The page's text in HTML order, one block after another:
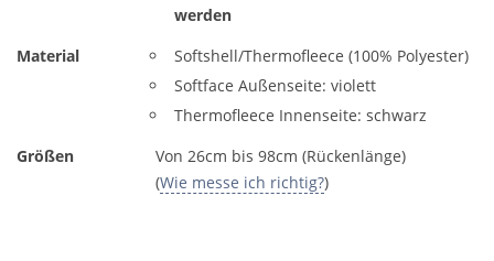
werden
Material
Softshell/Thermofleece (100% Polyester)
Softface Außenseite: violett
Thermofleece Innenseite: schwarz
Größen
Von 26cm bis 98cm (Rückenlänge)
(Wie messe ich richtig?)